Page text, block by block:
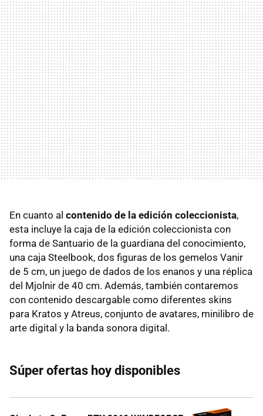
En cuanto al contenido de la edición coleccionista,
esta incluye la caja de la edición coleccionista con
forma de Santuario de la guardiana del conocimiento,
una caja Steelbook, dos figuras de los gemelos Vanir
de 5 cm, un juego de dados de los enanos y una réplica
del Mjolnir de 40 cm. Además, también contaremos
con contenido descargable como diferentes skins
para Kratos y Atreus, conjunto de avatares, minilibro de
arte digital y la banda sonora digital.
Súper ofertas hoy disponibles